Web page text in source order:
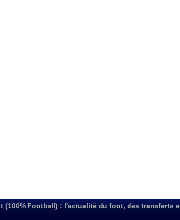
(100% Football) : l'actualité du foot, des transferts